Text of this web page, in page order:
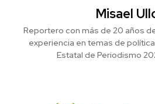
Misael
Reportero con más de 20 años
experiencia en temas de
Estatal de Periodismo